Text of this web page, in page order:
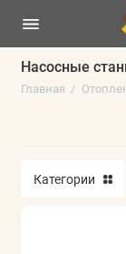
Насосные
Главная
Теплый пол
Насосно-
Категории